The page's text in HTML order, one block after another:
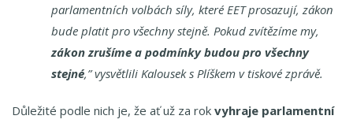
parlamentních volbách síly, které EET prosazují, zákon
bude platit pro všechny stejně. Pokud zvítězíme my,
zákon zrušíme a podmínky budou pro všechny
stejné,” vysvětlili Kalousek s Plíškem v tiskové zprávě.
Důležité podle nich je, že ať už za rok vyhraje parlamentní